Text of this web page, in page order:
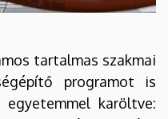
tartalmas szakmai
programot is
karöltve: